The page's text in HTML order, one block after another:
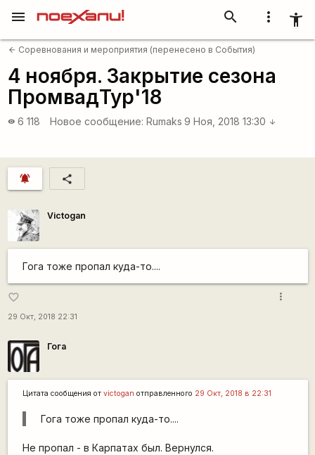
more_vert accessibility_new
search
menu
arrow_back Соревнования и мероприятия (перенесено в События)
4 ноября. Закрытие сезона
ПромвадТур'18
visibility 6 118 Новое сообщение: Rumaks 9 Ноя, 2018 13:30 arrow_downward
notifications_active share
Victogan
Гога тоже пропал куда-то....
favorite_border
29 Окт, 2018 22:31
more_vert
Гога
Цитата сообщения от victogan отправленного 29 Окт, 2018 в 22:31
Гога тоже пропал куда-то....
Не пропал - в Карпатах был. Вернулся.